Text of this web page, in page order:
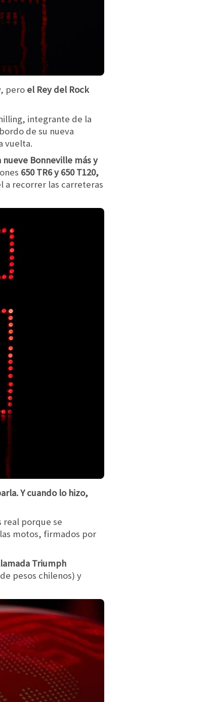
pero el Rey del Rock
integrante de la
de su nueva
vuelta.
Bonneville más y
650 TR6 y 650 T120,
a recorrer las carreteras
Y cuando lo hizo,
real porque se
motos, firmados por
Triumph
pesos chilenos) y